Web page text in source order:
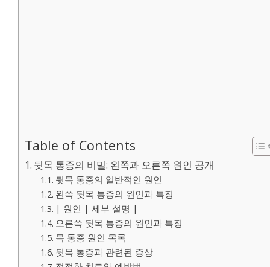
Table of Contents
뒷목 통증의 비밀: 왼쪽과 오른쪽 원인 공개
뒷목 통증의 일반적인 원인
왼쪽 뒷목 통증의 원인과 특징
| 원인 | 세부 설명 |
오른쪽 뒷목 통증의 원인과 특징
목 통증 원인 목록
뒷목 통증과 관련된 증상